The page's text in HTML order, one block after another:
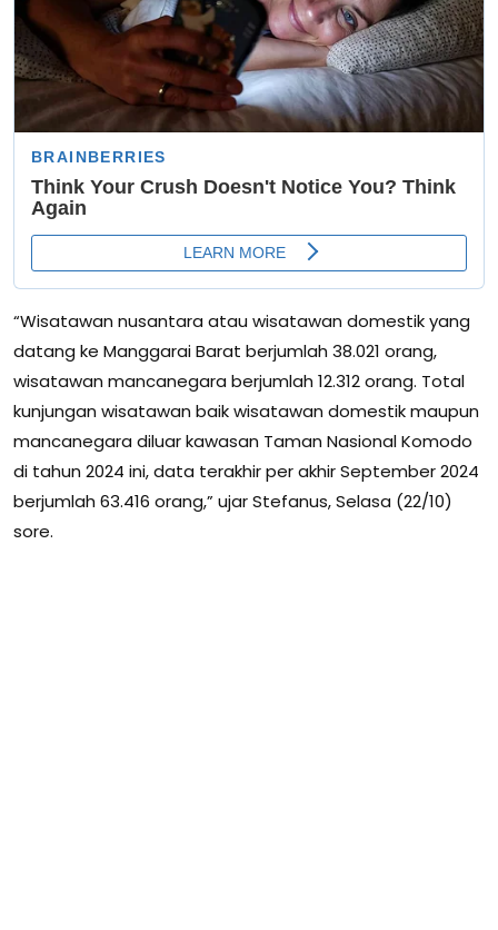
“Wisatawan nusantara atau wisatawan domestik yang
datang ke Manggarai Barat berjumlah 38.021 orang,
wisatawan mancanegara berjumlah 12.312 orang. Total
kunjungan wisatawan baik wisatawan domestik maupun
mancanegara diluar kawasan Taman Nasional Komodo
di tahun 2024 ini, data terakhir per akhir September 2024
berjumlah 63.416 orang,” ujar Stefanus, Selasa (22/10)
sore.